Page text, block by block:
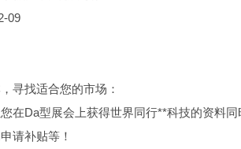
09
寻找适合您的市场：
在Da型展会上获得世界同行**科技的资料
补贴等！